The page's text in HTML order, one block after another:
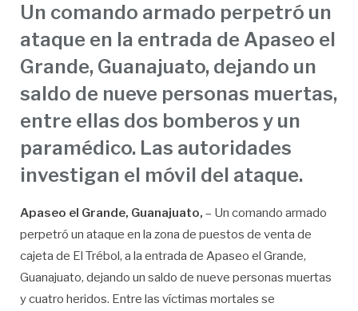
Un comando armado perpetró un
ataque en la entrada de Apaseo el
Grande, Guanajuato, dejando un
saldo de nueve personas muertas,
entre ellas dos bomberos y un
paramédico. Las autoridades
investigan el móvil del ataque.
Apaseo el Grande, Guanajuato, – Un comando armado
perpetró un ataque en la zona de puestos de venta de
cajeta de El Trébol, a la entrada de Apaseo el Grande,
Guanajuato, dejando un saldo de nueve personas muertas
y cuatro heridos. Entre las víctimas mortales se